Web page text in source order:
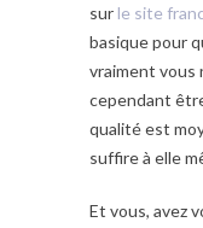
sur le site
basique pour
vraiment vous
cependant
qualité est
suffire à elle
Et vous, avez